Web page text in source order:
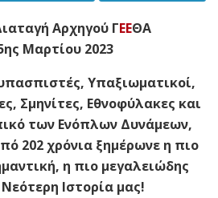
Αρχηγού ΓΕΕΘΑ
Μαρτίου 2023
Υπαξιωματικοί,
Σμηνίτες, Εθνοφύλακες και
των Ενόπλων Δυνάμεων,
202 χρόνια ξημέρωνε η πιο
η πιο μεγαλειώδης
Ιστορία μας!